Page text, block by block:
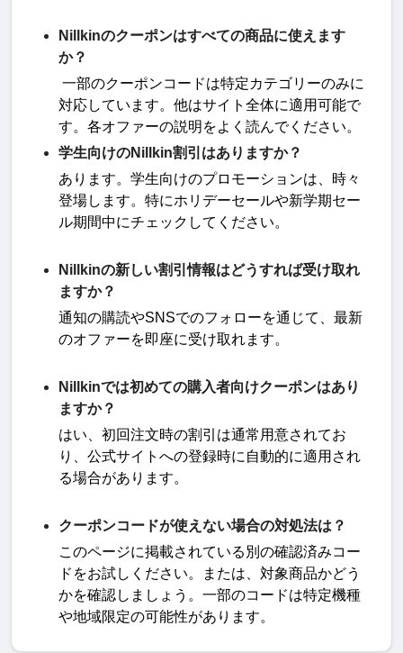
Nillkinのクーポンはすべての商品に使えます
か？
一部のクーポンコードは特定カテゴリーのみに
対応しています。他はサイト全体に適用可能で
す。各オファーの説明をよく読んでください。
学生向けのNillkin割引はありますか？
あります。学生向けのプロモーションは、時々
登場します。特にホリデーセールや新学期セー
ル期間中にチェックしてください。
Nillkinの新しい割引情報はどうすれば受け取れ
ますか？
通知の購読やSNSでのフォローを通じて、最新
のオファーを即座に受け取れます。
Nillkinでは初めての購入者向けクーポンはあり
ますか？
はい、初回注文時の割引は通常用意されてお
り、公式サイトへの登録時に自動的に適用され
る場合があります。
クーポンコードが使えない場合の対処法は？
このページに掲載されている別の確認済みコー
ドをお試しください。または、対象商品かどう
かを確認しましょう。一部のコードは特定機種
や地域限定の可能性があります。